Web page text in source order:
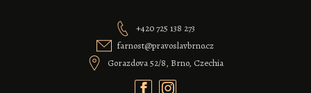
+420 725 138 273
farnost@pravoslavbrno.cz
Gorazdova 52/8, Brno, Czechia